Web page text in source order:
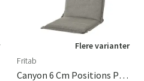
Flere varianter
Fritab
Canyon 6 Cm Positions Pude I Strukturdralon Taupe